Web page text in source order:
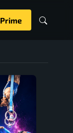
Prime